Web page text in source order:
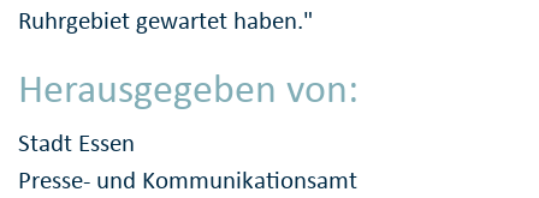
Ruhrgebiet gewartet haben."
Herausgegeben von:
Stadt Essen
Presse- und Kommunikationsamt